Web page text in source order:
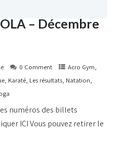
– Décembre
0 Comment Acro Gym,
, Karaté, Les résultats, Natation,
numéros des billets
ICI Vous pouvez retirer le